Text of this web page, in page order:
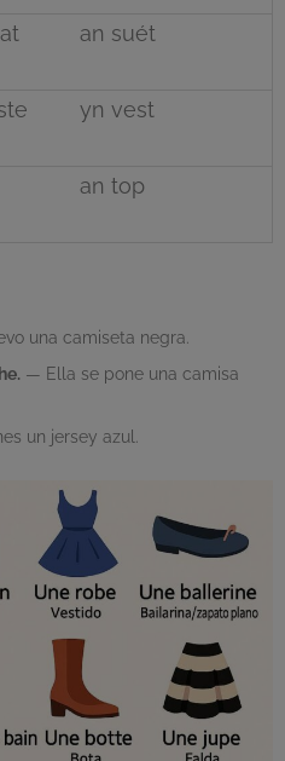
an suét
yn vest
an top
una camiseta negra.
— Ella se pone una camisa
un jersey azul.